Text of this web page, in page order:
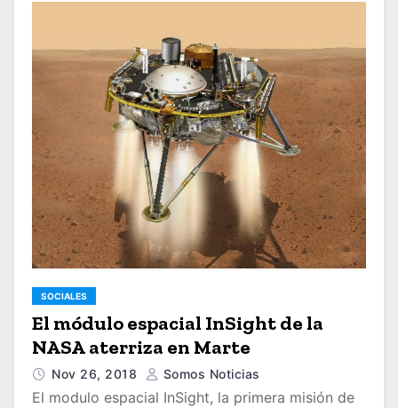
SOCIALES
El módulo espacial InSight de la
NASA aterriza en Marte
Nov 26, 2018 Somos Noticias
El modulo espacial InSight, la primera misión de